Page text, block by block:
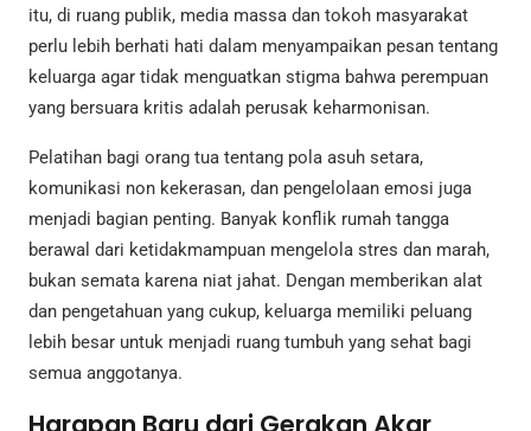
itu, di ruang publik, media massa dan tokoh masyarakat
perlu lebih berhati hati dalam menyampaikan pesan tentang
keluarga agar tidak menguatkan stigma bahwa perempuan
yang bersuara kritis adalah perusak keharmonisan.
Pelatihan bagi orang tua tentang pola asuh setara,
komunikasi non kekerasan, dan pengelolaan emosi juga
menjadi bagian penting. Banyak konflik rumah tangga
berawal dari ketidakmampuan mengelola stres dan marah,
bukan semata karena niat jahat. Dengan memberikan alat
dan pengetahuan yang cukup, keluarga memiliki peluang
lebih besar untuk menjadi ruang tumbuh yang sehat bagi
semua anggotanya.